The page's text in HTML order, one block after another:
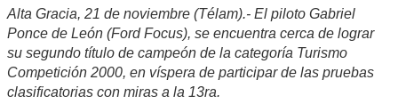
Alta Gracia, 21 de noviembre (Télam).- El piloto Gabriel
Ponce de León (Ford Focus), se encuentra cerca de lograr
su segundo título de campeón de la categoría Turismo
Competición 2000, en víspera de participar de las pruebas
clasificatorias con miras a la 13ra.